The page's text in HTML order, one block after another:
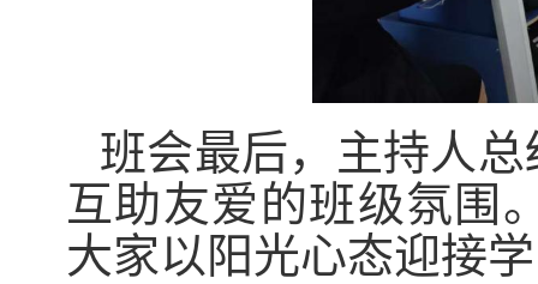
班会最后，主持人
互助友爱的班级氛围
大家以阳光心态迎接